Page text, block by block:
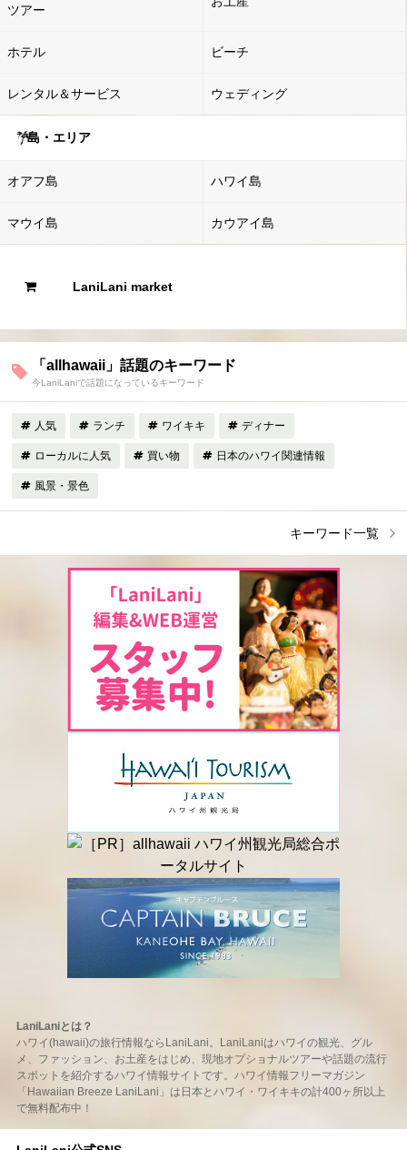
ツアー
ホテル ビーチ
レンタル＆サービス ウェディング
島・エリア
オアフ島 ハワイ島
マウイ島 カウアイ島
LaniLani market
「allhawaii」話題のキーワード
今LaniLaniで話題になっているキーワード
人気 ランチ ワイキキ ディナー
ローカルに人気 買い物 日本のハワイ関連情報
風景・景色
キーワード一覧
LaniLaniとは？
ハワイ(hawaii)の旅行情報ならLaniLani。LaniLaniはハワイの観光、グル
メ、ファッション、お土産をはじめ、現地オプショナルツアーや話題の流行
スポットを紹介するハワイ情報サイトです。ハワイ情報フリーマガジン
「Hawaiian Breeze LaniLani」は日本とハワイ・ワイキキの計400ヶ所以上
で無料配布中！